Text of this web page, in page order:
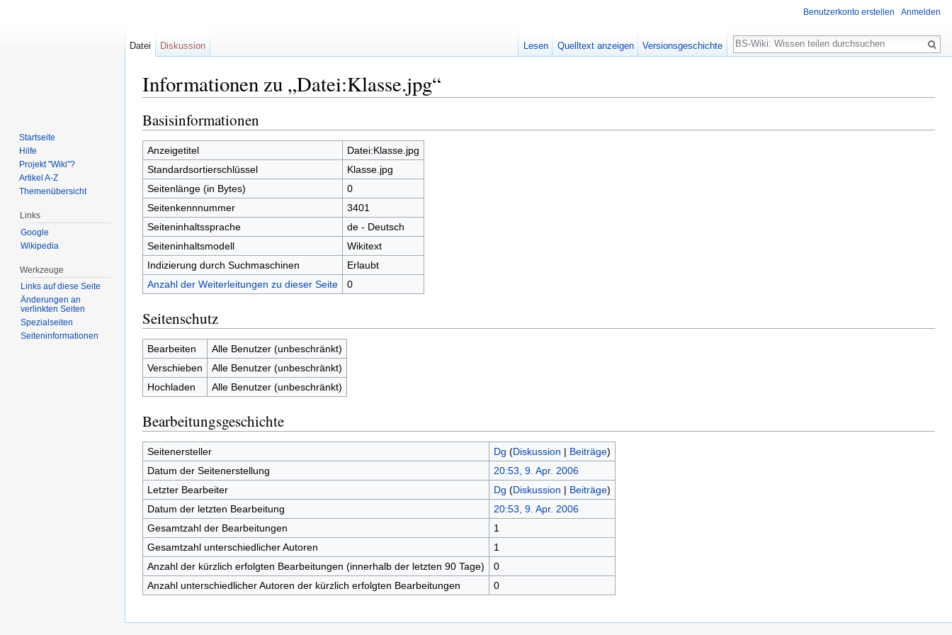
Informationen zu „Datei:Klasse.jpg“
Basisinformationen
Anzeigetitel
Datei:Klasse.jpg
Standardsortierschlüssel
Klasse.jpg
Seitenlänge (in Bytes)
0
Seitenkennnummer
3401
Seiteninhaltssprache
de - Deutsch
Seiteninhaltsmodell
Wikitext
Indizierung durch Suchmaschinen
Erlaubt
Anzahl der Weiterleitungen zu dieser Seite
0
Seitenschutz
Bearbeiten
Alle Benutzer (unbeschränkt)
Verschieben
Alle Benutzer (unbeschränkt)
Hochladen
Alle Benutzer (unbeschränkt)
Bearbeitungsgeschichte
Seitenersteller Dg (Diskussion | Beiträge)
Datum der Seitenerstellung
20:53, 9. Apr. 2006
Letzter Bearbeiter
Dg (Diskussion | Beiträge)
Datum der letzten Bearbeitung
20:53, 9. Apr. 2006
Gesamtzahl der Bearbeitungen
1
Gesamtzahl unterschiedlicher Autoren
1
Anzahl der kürzlich erfolgten Bearbeitungen (innerhalb der letzten 90 Tage)
0
Anzahl unterschiedlicher Autoren der kürzlich erfolgten Bearbeitungen
0
Benutzerkonto erstellen Anmelden
Datei Diskussion Lesen Quelltext anzeigen Versionsgeschichte
Suche
Startseite
Hilfe
Projekt "Wiki"?
Artikel A-Z
Themenübersicht
Links
Google
Wikipedia
Werkzeuge
Links auf diese Seite
Änderungen an
verlinkten Seiten
Spezialseiten
Seiten­informationen